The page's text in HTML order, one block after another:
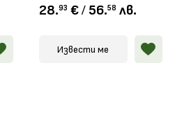
28.93 € / 56.58 лв.
Извести ме